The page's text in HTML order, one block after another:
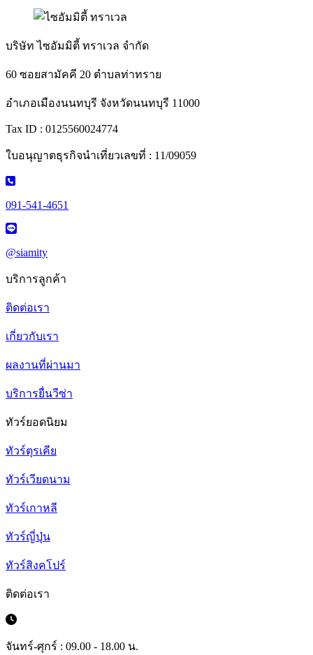
บริษัท ไซอัมมิตี้ ทราเวล จำกัด
60 ซอยสามัคคี 20 ตำบลท่าทราย
อำเภอเมืองนนทบุรี จังหวัดนนทบุรี 11000
Tax ID : 0125560024774
ใบอนุญาตธุรกิจนำเที่ยวเลขที่ : 11/09059
091-541-4651
@siamity
บริการลูกค้า
ติดต่อเรา
เกี่ยวกับเรา
ผลงานที่ผ่านมา
บริการยื่นวีซ่า
ทัวร์ยอดนิยม
ทัวร์ตุรเคีย
ทัวร์เวียดนาม
ทัวร์เกาหลี
ทัวร์ญี่ปุ่น
ทัวร์สิงคโปร์
ติดต่อเรา
จันทร์-ศุกร์ : 09.00 - 18.00 น.